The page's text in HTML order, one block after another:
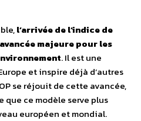
l’arrivée de l’indice de
majeure pour les
. Il est une
et inspire déjà d’autres
se réjouit de cette avancée,
que ce modèle serve plus
européen et mondial.